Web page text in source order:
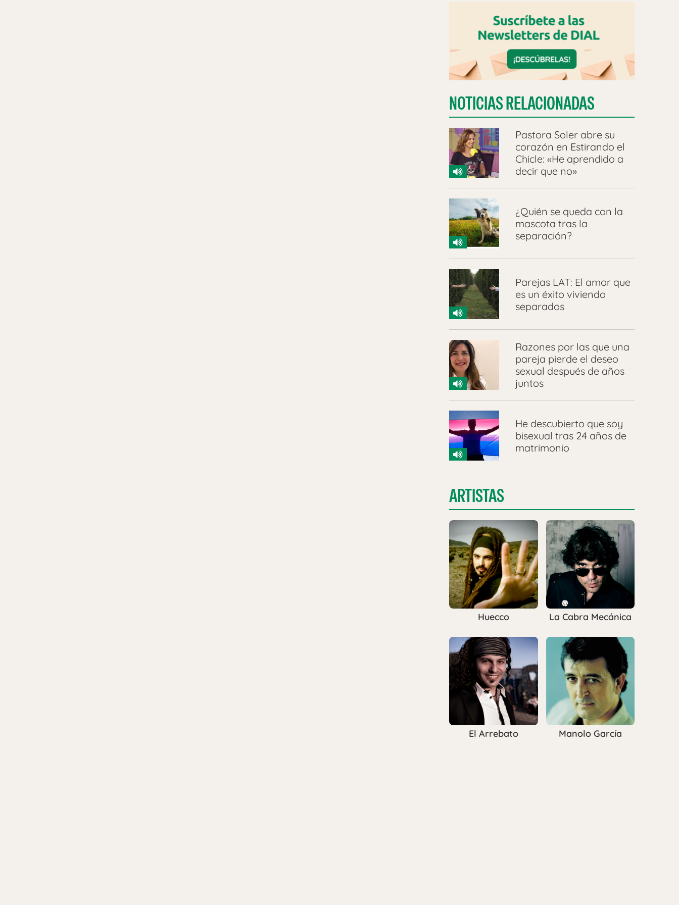
NOTICIAS RELACIONADAS
Pastora Soler abre su
corazón en Estirando el
Chicle: «He aprendido a
decir que no»
¿Quién se queda con la
mascota tras la
separación?
Parejas LAT: El amor que
es un éxito viviendo
separados
Razones por las que una
pareja pierde el deseo
sexual después de años
juntos
He descubierto que soy
bisexual tras 24 años de
matrimonio
ARTISTAS
Huecco La Cabra Mecánica
El Arrebato Manolo García